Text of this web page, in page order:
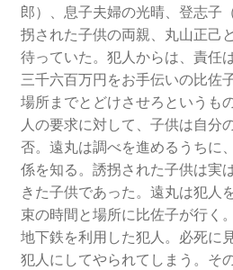
郎）、息子夫婦の光晴、登志子
拐された子供の両親、丸山正己
待っていた。犯人からは、責任
三千六百万円をお手伝いの比佐
場所までとどけさせろというも
人の要求に対して、子供は自分
否。遠丸は調べを進めるうちに
係を知る。誘拐された子供は実
きた子供であった。遠丸は犯人
束の時間と場所に比佐子が行く
地下鉄を利用した犯人。必死に
犯人にしてやられてしまう。そ